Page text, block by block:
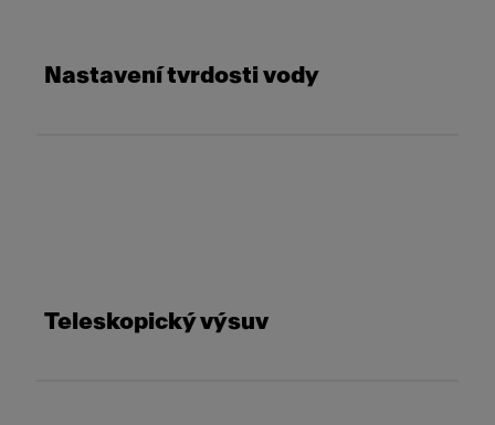
Nastavení tvrdosti vody
Teleskopický výsuv